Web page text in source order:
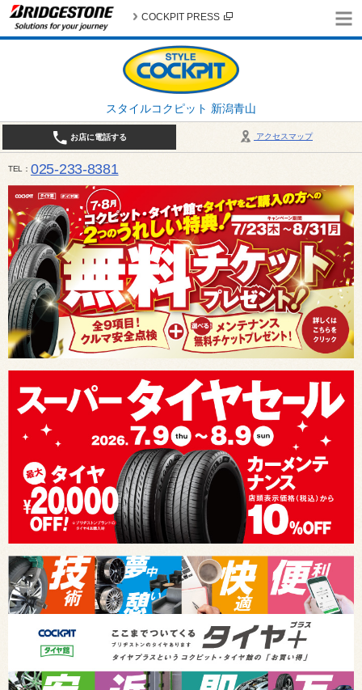
スタイルコクピット 新潟青山
COCKPIT PRESS
アクセスマップ
お店に電話する
TEL 025-233-8381
営業時間は10:00～18:30 作業、商談受付は10:00〜18:00です。 / 定休日：2026年 8月のお休み
（日曜日）、19日（水曜日）26日（水曜日）